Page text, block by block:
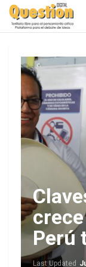
Perú
Last Updated